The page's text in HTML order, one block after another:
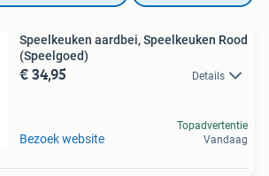
Speelkeuken aardbei, Speelkeuken Rood
(Speelgoed)
€ 34,95 Details
Bezoek website
Topadvertentie
Vandaag